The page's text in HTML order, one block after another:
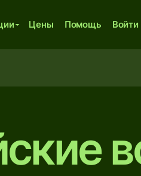
Цены Помощь Войти